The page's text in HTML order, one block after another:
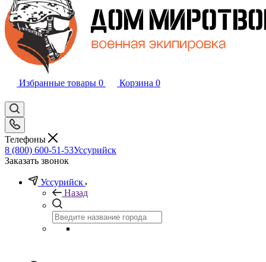
Избранные товары 0 Корзина 0
Телефоны
8 (800) 600-51-53Уссурийск
Заказать звонок
Уссурийск
Назад